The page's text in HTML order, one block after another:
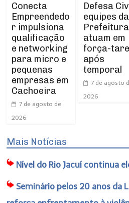
Conecta
Empreendedo
r impulsiona
qualificação
e networking
para micro e
pequenas
empresas em
Cachoeira
7 de agosto de
2026
Defesa
equipes da
Prefeitura
atuam em
força-
após
temporal
7 de agosto
2026
Mais Notícias
Nível do Rio Jacuí continua
Seminário pelos 20 anos da